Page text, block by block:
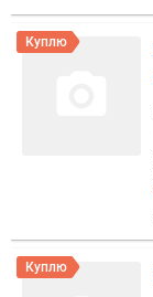
Куплю
Куплю